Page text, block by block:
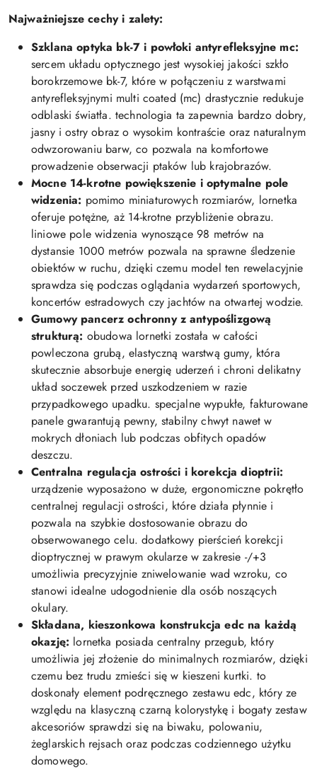
Najważniejsze cechy i zalety:
Szklana optyka bk-7 i powłoki antyrefleksyjne mc:
sercem układu optycznego jest wysokiej jakości szkło
borokrzemowe bk-7, które w połączeniu z warstwami
antyrefleksyjnymi multi coated (mc) drastycznie redukuje
odblaski światła. technologia ta zapewnia bardzo dobry,
jasny i ostry obraz o wysokim kontraście oraz naturalnym
odwzorowaniu barw, co pozwala na komfortowe
prowadzenie obserwacji ptaków lub krajobrazów.
Mocne 14-krotne powiększenie i optymalne pole
widzenia: pomimo miniaturowych rozmiarów, lornetka
oferuje potężne, aż 14-krotne przybliżenie obrazu.
liniowe pole widzenia wynoszące 98 metrów na
dystansie 1000 metrów pozwala na sprawne śledzenie
obiektów w ruchu, dzięki czemu model ten rewelacyjnie
sprawdza się podczas oglądania wydarzeń sportowych,
koncertów estradowych czy jachtów na otwartej wodzie.
Gumowy pancerz ochronny z antypoślizgową
strukturą: obudowa lornetki została w całości
powleczona grubą, elastyczną warstwą gumy, która
skutecznie absorbuje energię uderzeń i chroni delikatny
układ soczewek przed uszkodzeniem w razie
przypadkowego upadku. specjalne wypukłe, fakturowane
panele gwarantują pewny, stabilny chwyt nawet w
mokrych dłoniach lub podczas obfitych opadów
deszczu.
Centralna regulacja ostrości i korekcja dioptrii:
urządzenie wyposażono w duże, ergonomiczne pokrętło
centralnej regulacji ostrości, które działa płynnie i
pozwala na szybkie dostosowanie obrazu do
obserwowanego celu. dodatkowy pierścień korekcji
dioptrycznej w prawym okularze w zakresie -/+3
umożliwia precyzyjnie zniwelowanie wad wzroku, co
stanowi idealne udogodnienie dla osób noszących
okulary.
Składana, kieszonkowa konstrukcja edc na każdą
okazję: lornetka posiada centralny przegub, który
umożliwia jej złożenie do minimalnych rozmiarów, dzięki
czemu bez trudu zmieści się w kieszeni kurtki. to
doskonały element podręcznego zestawu edc, który ze
względu na klasyczną czarną kolorystykę i bogaty zestaw
akcesoriów sprawdzi się na biwaku, polowaniu,
żeglarskich rejsach oraz podczas codziennego użytku
domowego.